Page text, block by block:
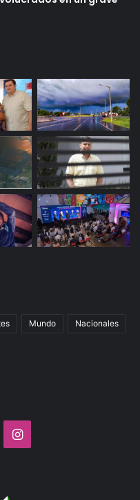
Mundo Nacionales
Instagram